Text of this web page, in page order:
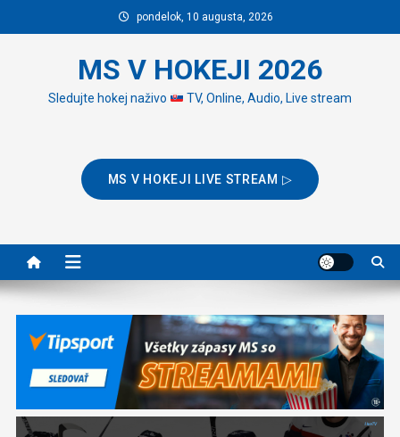
to
pondelok, 10 augusta, 2026
MS V HOKEJI 2026
Sledujte hokej naživo TV, Online, Audio, Live stream
MS V HOKEJI LIVE STREAM ▷